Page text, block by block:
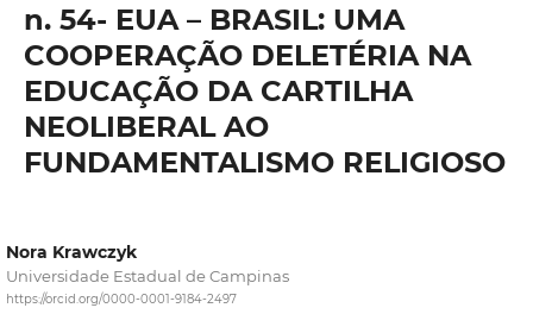
n. 54- EUA – BRASIL: UMA
COOPERAÇÃO DELETÉRIA NA
EDUCAÇÃO DA CARTILHA
NEOLIBERAL AO
FUNDAMENTALISMO RELIGIOSO
Nora Krawczyk
Universidade Estadual de Campinas
https://orcid.org/0000-0001-9184-2497